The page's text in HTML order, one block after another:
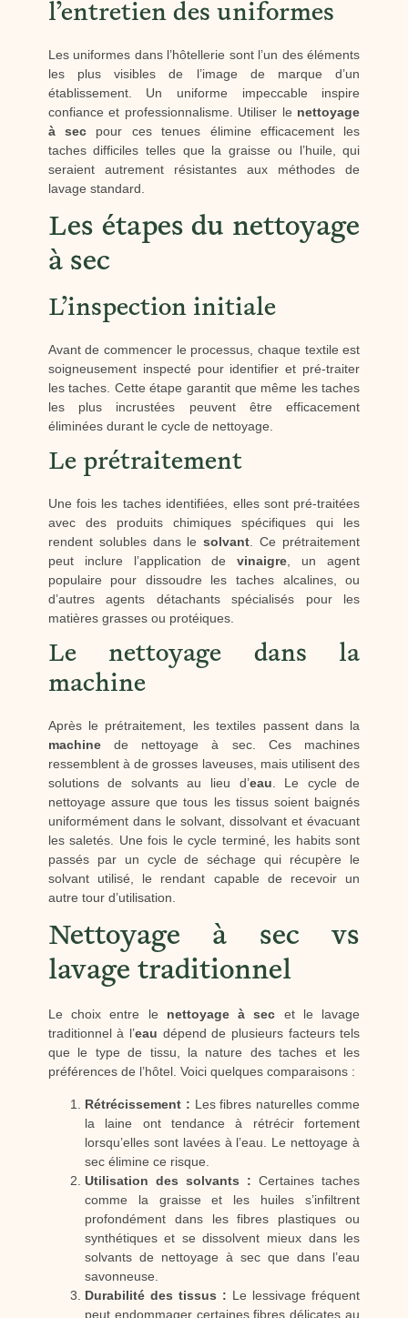
l’entretien des uniformes
Les uniformes dans l’hôtellerie sont l’un des éléments
les plus visibles de l’image de marque d’un
établissement. Un uniforme impeccable inspire
confiance et professionnalisme. Utiliser le nettoyage
à sec pour ces tenues élimine efficacement les
taches difficiles telles que la graisse ou l’huile, qui
seraient autrement résistantes aux méthodes de
lavage standard.
Les étapes du nettoyage
à sec
L’inspection initiale
Avant de commencer le processus, chaque textile est
soigneusement inspecté pour identifier et pré-traiter
les taches. Cette étape garantit que même les taches
les plus incrustées peuvent être efficacement
éliminées durant le cycle de nettoyage.
Le prétraitement
Une fois les taches identifiées, elles sont pré-traitées
avec des produits chimiques spécifiques qui les
rendent solubles dans lesolvant . Ce prétraitement
peut inclure l’application devinaigre , un agent
populaire pour dissoudre les taches alcalines, ou
d’autres agents détachants spécialisés pour les
matières grasses ou protéiques.
Le nettoyage dans la
machine
Après le prétraitement, les textiles passent dans la
machinede nettoyage à sec. Ces machines
ressemblent à de grosses laveuses, mais utilisent des
solutions de solvants au lieu d’eau . Le cycle de
nettoyage assure que tous les tissus soient baignés
uniformément dans le solvant, dissolvant et évacuant
les saletés. Une fois le cycle terminé, les habits sont
passés par un cycle de séchage qui récupère le
solvant utilisé, le rendant capable de recevoir un
autre tour d’utilisation.
Nettoyage à sec vs
lavage traditionnel
Le choix entre le nettoyage à sec et le lavage
traditionnel à l’eau dépend de plusieurs facteurs tels
que le type de tissu, la nature des taches et les
préférences de l’hôtel. Voici quelques comparaisons :
Rétrécissement : Les fibres naturelles comme
la laine ont tendance à rétrécir fortement
lorsqu’elles sont lavées à l’eau. Le nettoyage à
sec élimine ce risque.
Utilisation des solvants : Certaines taches
comme la graisse et les huiles s’infiltrent
profondément dans les fibres plastiques ou
synthétiques et se dissolvent mieux dans les
solvants de nettoyage à sec que dans l’eau
savonneuse.
Durabilité des tissus : Le lessivage fréquent
peut endommager certaines fibres délicates au